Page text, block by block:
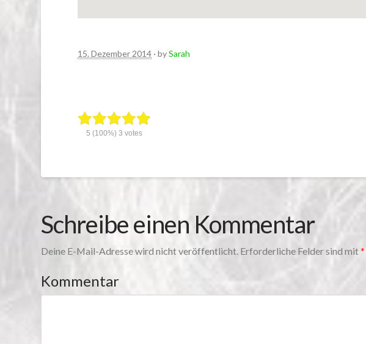
15. Dezember 2014 · bySarah
5 (100%)3 votes
Schreibe einen Kommentar
Deine E-Mail-Adresse wird nicht veröffentlicht. Erforderliche Felder sind mit*
Kommentar